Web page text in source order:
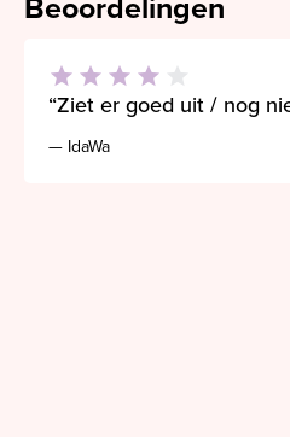
Beoordelingen
“Ziet er goed uit / nog
— IdaWa